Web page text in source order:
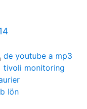
de youtube a mp3
tivoli monitoring
lön